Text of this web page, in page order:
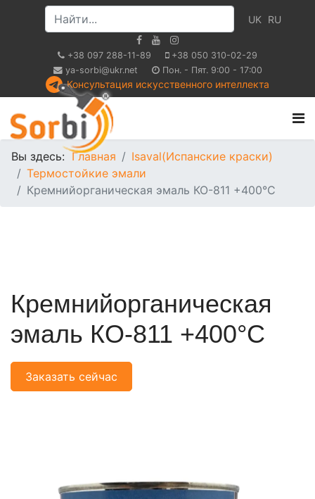
UK RU
+38 097 288-11-89
+38 050 310-02-29
ya-sorbi@ukr.net
Пон. - Пят. 9:00 - 17:00
Консультация искусственного интеллекта
Вы здесь:Главная
Isaval(Испанские краски)
Термостойкие эмали
Кремнийорганическая эмаль КО-811 +400°С
Кремнийорганическая
эмаль КО-811 +400°С
Заказать сейчас